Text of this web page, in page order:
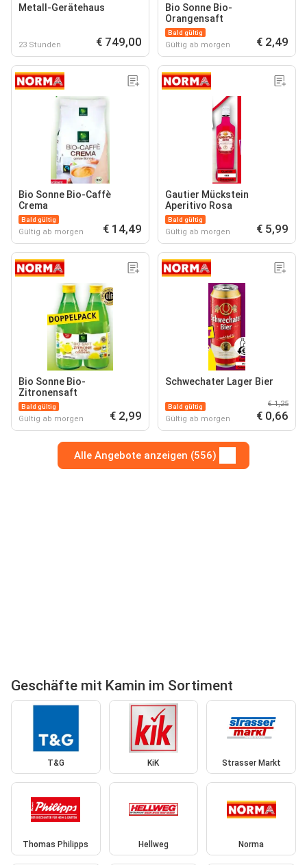
Metall-Gerätehaus
23 Stunden € 749,00
Bio Sonne Bio-
Orangensaft
Bald gültig
Gültig ab morgen € 2,49
Bio Sonne Bio-Caffè
Crema
Bald gültig
Gültig ab morgen € 14,49
Gautier Mückstein
Aperitivo Rosa
Bald gültig
Gültig ab morgen € 5,99
Bio Sonne Bio-
Zitronensaft
Bald gültig
Gültig ab morgen € 2,99
Schwechater Lager Bier
Bald gültig
Gültig ab morgen
€ 1,25
€ 0,66
Alle Angebote anzeigen (556)
Geschäfte mit Kamin im Sortiment
T&G KiK Strasser Markt
Thomas Philipps Hellweg Norma